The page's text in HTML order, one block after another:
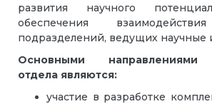
развития научного
обеспечения
подразделений, ведущих научные
Основными направлениями
отдела являются:
участие в разработке